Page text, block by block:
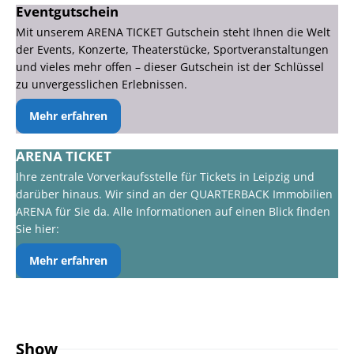
Eventgutschein
Mit unserem ARENA TICKET Gutschein steht Ihnen die Welt
der Events, Konzerte, Theaterstücke, Sportveranstaltungen
und vieles mehr offen – dieser Gutschein ist der Schlüssel
zu unvergesslichen Erlebnissen.
Mehr erfahren
ARENA TICKET
Ihre zentrale Vorverkaufsstelle für Tickets in Leipzig und
darüber hinaus. Wir sind an der QUARTERBACK Immobilien
ARENA für Sie da. Alle Informationen auf einen Blick finden
Sie hier:
Mehr erfahren
Show